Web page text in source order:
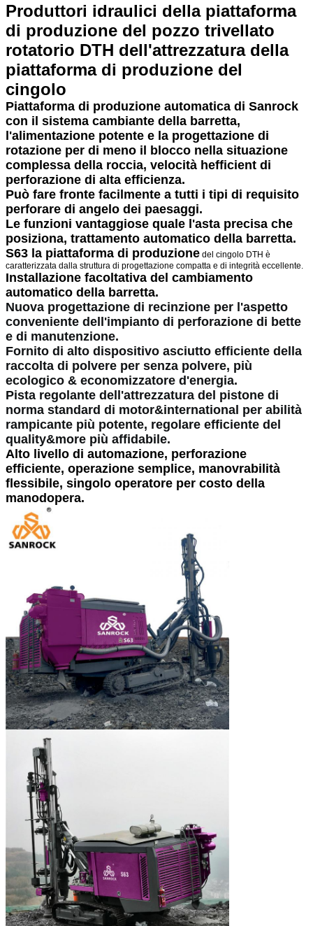
Produttori idraulici della piattaforma
di produzione del pozzo trivellato
rotatorio DTH dell'attrezzatura della
piattaforma di produzione del
cingolo
Piattaforma di produzione automatica di Sanrock
con il sistema cambiante della barretta,
l'alimentazione potente e la progettazione di
rotazione per di meno il blocco nella situazione
complessa della roccia, velocità hefficient di
perforazione di alta efficienza.
Può fare fronte facilmente a tutti i tipi di requisito
perforare di angelo dei paesaggi.
Le funzioni vantaggiose quale l'asta precisa che
posiziona, trattamento automatico della barretta.
S63 la piattaforma di produzione del cingolo DTH è
caratterizzata dalla struttura di progettazione compatta e di integrità eccellente.
Installazione facoltativa del cambiamento
automatico della barretta.
Nuova progettazione di recinzione per l'aspetto
conveniente dell'impianto di perforazione di bette
e di manutenzione.
Fornito di alto dispositivo asciutto efficiente della
raccolta di polvere per senza polvere, più
ecologico & economizzatore d'energia.
Pista regolante dell'attrezzatura del pistone di
norma standard di motor&international per abilità
rampicante più potente, regolare efficiente del
quality&more più affidabile.
Alto livello di automazione, perforazione
efficiente, operazione semplice, manovrabilità
flessibile, singolo operatore per costo della
manodopera.